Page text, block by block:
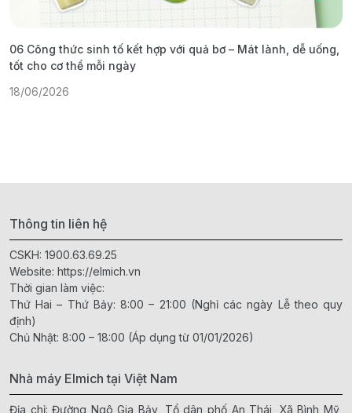
06 Công thức sinh tố kết hợp với quả bơ – Mát lành, dễ uống,
tốt cho cơ thể mỗi ngày
18/06/2026
Thông tin liên hệ
CSKH: 1900.63.69.25
Website: https://elmich.vn
Thời gian làm việc:
Thứ Hai – Thứ Bảy: 8:00 – 21:00 (Nghỉ các ngày Lễ theo quy
định)
Chủ Nhật: 8:00 – 18:00 (Áp dụng từ 01/01/2026)
Nhà máy Elmich tại Việt Nam
Địa chỉ: Đường Ngô Gia Bảy, Tổ dân phố An Thái, Xã Bình Mỹ,